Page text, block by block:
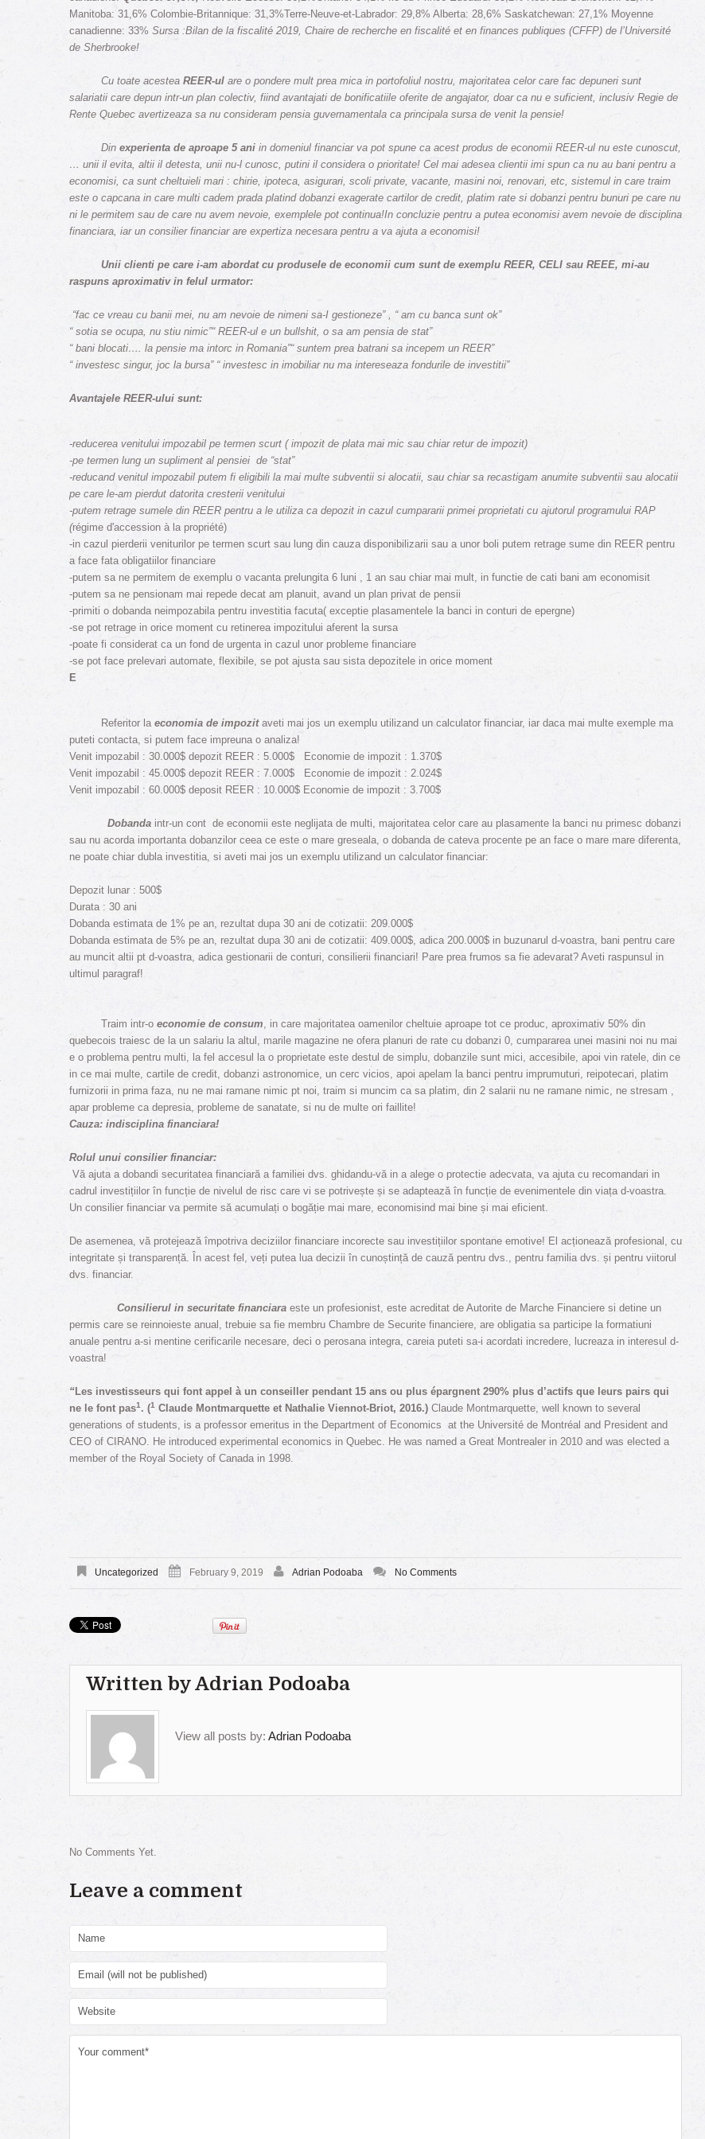
Manitoba: 31,6% Colombie-Britannique: 31,3%Terre-Neuve-et-Labrador: 29,8% Alberta: 28,6% Saskatchewan: 27,1% Moyenne
canadienne: 33% Sursa :Bilan de la fiscalité 2019, Chaire de recherche en fiscalité et en finances publiques (CFFP) de l’Université
de Sherbrooke!
Cu toate acestea REER-ul are o pondere mult prea mica in portofoliul nostru, majoritatea celor care fac depuneri sunt
salariatii care depun intr-un plan colectiv, fiind avantajati de bonificatiile oferite de angajator, doar ca nu e suficient, inclusiv Regie de
Rente Quebec avertizeaza sa nu consideram pensia guvernamentala ca principala sursa de venit la pensie!
Din experienta de aproape 5 ani in domeniul financiar va pot spune ca acest produs de economii REER-ul nu este cunoscut,
… unii il evita, altii il detesta, unii nu-l cunosc, putini il considera o prioritate! Cel mai adesea clientii imi spun ca nu au bani pentru a
economisi, ca sunt cheltuieli mari : chirie, ipoteca, asigurari, scoli private, vacante, masini noi, renovari, etc, sistemul in care traim
este o capcana in care multi cadem prada platind dobanzi exagerate cartilor de credit, platim rate si dobanzi pentru bunuri pe care nu
ni le permitem sau de care nu avem nevoie, exemplele pot continua!In concluzie pentru a putea economisi avem nevoie de disciplina
financiara, iar un consilier financiar are expertiza necesara pentru a va ajuta a economisi!
Unii clienti pe care i-am abordat cu produsele de economii cum sunt de exemplu REER, CELI sau REEE, mi-au
raspuns aproximativ in felul urmator:
“fac ce vreau cu banii mei, nu am nevoie de nimeni sa-I gestioneze” , “ am cu banca sunt ok”
“ sotia se ocupa, nu stiu nimic”“ REER-ul e un bullshit, o sa am pensia de stat”
“ bani blocati…. la pensie ma intorc in Romania”“ suntem prea batrani sa incepem un REER”
“ investesc singur, joc la bursa” “ investesc in imobiliar nu ma intereseaza fondurile de investitii”
Avantajele REER-ului sunt:
-reducerea venitului impozabil pe termen scurt ( impozit de plata mai mic sau chiar retur de impozit)
-pe termen lung un supliment al pensiei de “stat”
-reducand venitul impozabil putem fi eligibili la mai multe subventii si alocatii, sau chiar sa recastigam anumite subventii sau alocatii
pe care le-am pierdut datorita cresterii venitului
-putem retrage sumele din REER pentru a le utiliza ca depozit in cazul cumpararii primei proprietati cu ajutorul programului RAP
(régime d'accession à la propriété)
-in cazul pierderii veniturilor pe termen scurt sau lung din cauza disponibilizarii sau a unor boli putem retrage sume din REER pentru
a face fata obligatiilor financiare
-putem sa ne permitem de exemplu o vacanta prelungita 6 luni , 1 an sau chiar mai mult, in functie de cati bani am economisit
-putem sa ne pensionam mai repede decat am planuit, avand un plan privat de pensii
-primiti o dobanda neimpozabila pentru investitia facuta( exceptie plasamentele la banci in conturi de epergne)
-se pot retrage in orice moment cu retinerea impozitului aferent la sursa
-poate fi considerat ca un fond de urgenta in cazul unor probleme financiare
-se pot face prelevari automate, flexibile, se pot ajusta sau sista depozitele in orice moment
E
Referitor la economia de impozitaveti mai jos un exemplu utilizand un calculator financiar, iar daca mai multe exemple ma
puteti contacta, si putem face impreuna o analiza!
Venit impozabil : 30.000$ depozit REER : 5.000$ Economie de impozit : 1.370$
Venit impozabil : 45.000$ depozit REER : 7.000$ Economie de impozit : 2.024$
Venit impozabil : 60.000$ deposit REER : 10.000$ Economie de impozit : 3.700$
Dobanda intr-un cont de economii este neglijata de multi, majoritatea celor care au plasamente la banci nu primesc dobanzi
sau nu acorda importanta dobanzilor ceea ce este o mare greseala, o dobanda de cateva procente pe an face o mare mare diferenta,
ne poate chiar dubla investitia, si aveti mai jos un exemplu utilizand un calculator financiar:
Depozit lunar : 500$
Durata : 30 ani
Dobanda estimata de 1% pe an, rezultat dupa 30 ani de cotizatii: 209.000$
Dobanda estimata de 5% pe an, rezultat dupa 30 ani de cotizatii: 409.000$, adica 200.000$ in buzunarul d-voastra, bani pentru care
au muncit altii pt d-voastra, adica gestionarii de conturi, consilierii financiari! Pare prea frumos sa fie adevarat? Aveti raspunsul in
ultimul paragraf!
Traim intr-o economie de consum, in care majoritatea oamenilor cheltuie aproape tot ce produc, aproximativ 50% din
quebecois traiesc de la un salariu la altul, marile magazine ne ofera planuri de rate cu dobanzi 0, cumpararea unei masini noi nu mai
e o problema pentru multi, la fel accesul la o proprietate este destul de simplu, dobanzile sunt mici, accesibile, apoi vin ratele, din ce
in ce mai multe, cartile de credit, dobanzi astronomice, un cerc vicios, apoi apelam la banci pentru imprumuturi, reipotecari, platim
furnizorii in prima faza, nu ne mai ramane nimic pt noi, traim si muncim ca sa platim, din 2 salarii nu ne ramane nimic, ne stresam ,
apar probleme ca depresia, probleme de sanatate, si nu de multe ori faillite!
Cauza: indisciplina financiara!
Rolul unui consilier financiar:
Vă ajuta a dobandi securitatea financiară a familiei dvs. ghidandu-vă in a alege o protectie adecvata, va ajuta cu recomandari in
cadrul investițiilor în funcție de nivelul de risc care vi se potrivește și se adaptează în funcție de evenimentele din viața d-voastra.
Un consilier financiar va permite să acumulați o bogăție mai mare, economisind mai bine și mai eficient.
De asemenea, vă protejează împotriva deciziilor financiare incorecte sau investițiilor spontane emotive! El acționează profesional, cu
integritate și transparență. În acest fel, veți putea lua decizii în cunoștință de cauză pentru dvs., pentru familia dvs. și pentru viitorul
dvs. financiar.
Consilierul in securitate financiara este un profesionist, este acreditat de Autorite de Marche Financiere si detine un
permis care se reinnoieste anual, trebuie sa fie membru Chambre de Securite financiere, are obligatia sa participe la formatiuni
anuale pentru a-si mentine cerificarile necesare, deci o perosana integra, careia puteti sa-i acordati incredere, lucreaza in interesul d-
voastra!
“ Les investisseurs qui font appel à un conseiller pendant 15 ans ou plus épargnent 290% plus d’actifs que leurs pairs qui
ne le font pas1 . (1 Claude Montmarquette et Nathalie Viennot-Briot, 2016.) Claude Montmarquette, well known to several
generations of students, is a professor emeritus in the Department of Economics at the Université de Montréal and President and
CEO of CIRANO. He introduced experimental economics in Quebec. He was named a Great Montrealer in 2010 and was elected a
member of the Royal Society of Canada in 1998.
Uncategorized February 9, 2019 Adrian Podoaba No Comments
Written byAdrian Podoaba
View all posts by: Adrian Podoaba
No Comments Yet.
Leave a comment